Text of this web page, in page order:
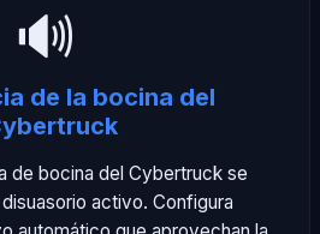
🔊
de la bocina del
de bocina del Cybertruck se
activo. Configura